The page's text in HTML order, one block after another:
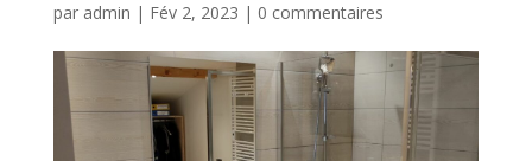
par admin | Fév 2, 2023 | 0 commentaires